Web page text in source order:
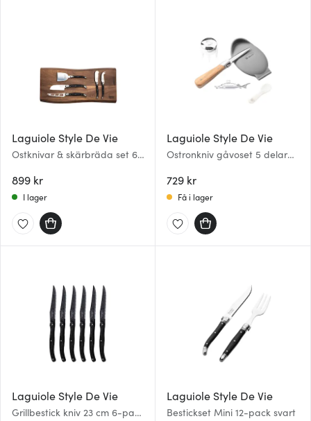
Laguiole Style De Vie
Ostknivar & skärbräda set 6
899 kr
I lager
Laguiole Style De Vie
Ostronkniv gåvoset 5 delar
729 kr
Få i lager
Laguiole Style De Vie
Grillbestick kniv 23 cm 6-pack
Laguiole Style De Vie
Bestickset Mini 12-pack svart